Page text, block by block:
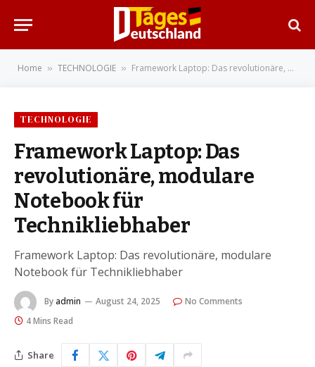
Home » TECHNOLOGIE » Framework Laptop: Das revolutionäre, modulare Notebook für Technikliebhaber
TECHNOLOGIE
Framework Laptop: Das
revolutionäre, modulare
Notebook für
Technikliebhaber
Framework Laptop: Das revolutionäre, modulare
Notebook für Technikliebhaber
By admin August 24, 2025
No Comments
4 Mins Read
Share